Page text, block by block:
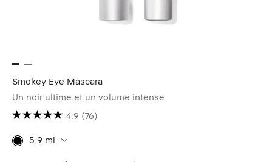
Smokey Eye Mascara
Un noir ultime et un volume intense
4.9 (76)
5.9 ml